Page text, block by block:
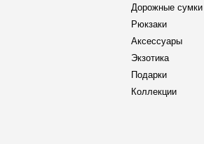
Дорожные сумки
Рюкзаки
Аксессуары
Экзотика
Подарки
Коллекции